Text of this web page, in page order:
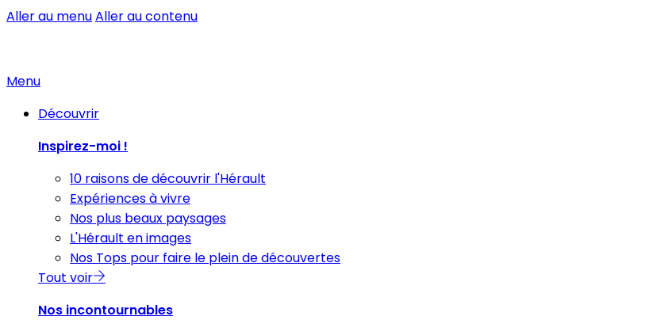
Aller au menuAller au contenu
Menu
Découvrir
Inspirez-moi !
10 raisons de découvrir l'Hérault
Expériences à vivre
Nos plus beaux paysages
L'Hérault en images
Nos Tops pour faire le plein de découvertes
Tout voir
Nos incontournables